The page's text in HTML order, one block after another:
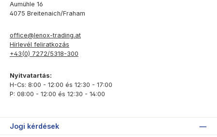
Aumühle 16
4075 Breitenaich/Fraham
office@lenox-trading.at
Hírlevél feliratkozás
+43(0) 7272/5318-300
Nyitvatartás:
H-Cs: 8:00 - 12:00 és 12:30 - 17:00
P: 08:00 - 12:00 és 12:30 - 14:00
Jogi kérdések